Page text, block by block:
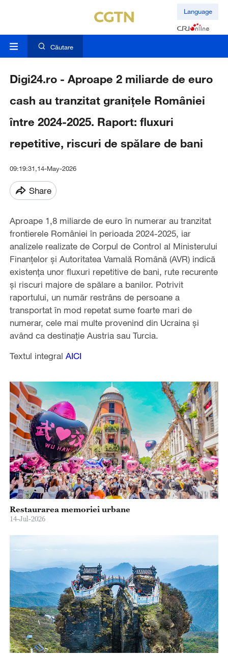
Language
Căutare
Digi24.ro - Aproape 2 miliarde de euro
cash au tranzitat granițele României
între 2024-2025. Raport: fluxuri
repetitive, riscuri de spălare de bani
09:19:31,14-May-2026
Share
Aproape 1,8 miliarde de euro în numerar au tranzitat
frontierele României în perioada 2024-2025, iar
analizele realizate de Corpul de Control al Ministerului
Finanțelor și Autoritatea Vamală Română (AVR) indică
existența unor fluxuri repetitive de bani, rute recurente
și riscuri majore de spălare a banilor. Potrivit
raportului, un număr restrâns de persoane a
transportat în mod repetat sume foarte mari de
numerar, cele mai multe provenind din Ucraina și
având ca destinație Austria sau Turcia.
Textul integral AICI
Restaurarea memoriei urbane
14-Jul-2026